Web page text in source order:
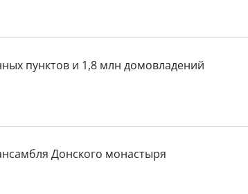
пунктов и 1,8 млн домовладений
Донского монастыря